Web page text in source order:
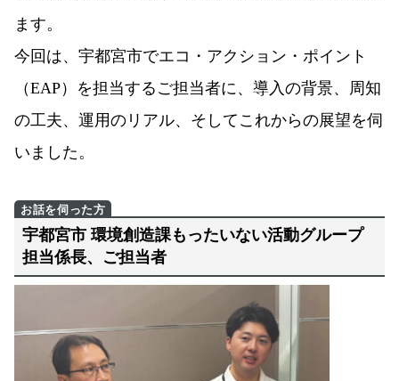
ます。
今回は、宇都宮市でエコ・アクション・ポイント
（EAP）を担当するご担当者に、導入の背景、周知
の工夫、運用のリアル、そしてこれからの展望を伺
いました。
宇都宮市 環境創造課もったいない活動グループ
担当係⾧、ご担当者